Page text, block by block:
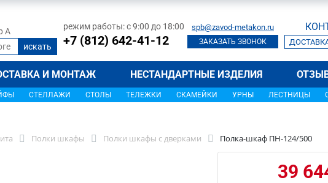
А
режим работы: с 9:00 до 18:00
+7 (812) 642-41-12
spb@zavod-metakon.ru
ЗАКАЗАТЬ ЗВОНОК
И МОНТАЖ НЕСТАНДАРТНЫЕ ИЗДЕЛИЯ
СТЕЛЛАЖИ СТОЛЫ ТЕЛЕЖКИ СКАМЕЙКИ УРНЫ ЛЕСТНИЦЫ
Полки шкафы Полки шкафы с дверками Полка-шкаф ПН-124/500
39